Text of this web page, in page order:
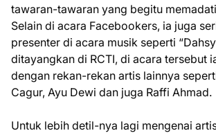
tawaran-tawaran yang begitu
Selain di acara Facebookers, ia juga
presenter di acara musik seperti
ditayangkan di RCTI, di acara tersebut
dengan rekan-rekan artis lainnya
Cagur, Ayu Dewi dan juga Raffi Ahmad.
Untuk lebih detil-nya lagi mengenai